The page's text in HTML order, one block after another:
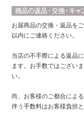
お届商品の交換・返品を
以内にご連絡ください。
当店の不手際による返品
ます。お手数ではござい
い。
尚、お客様のご都合によ
伴う手数料はお客様負担